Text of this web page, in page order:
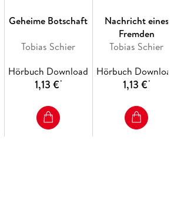
Geheime Botschaft
Tobias Schier
Hörbuch Download
1,13 €*
Nachricht eines
Fremden
Tobias Schier
Hörbuch
1,13 €*